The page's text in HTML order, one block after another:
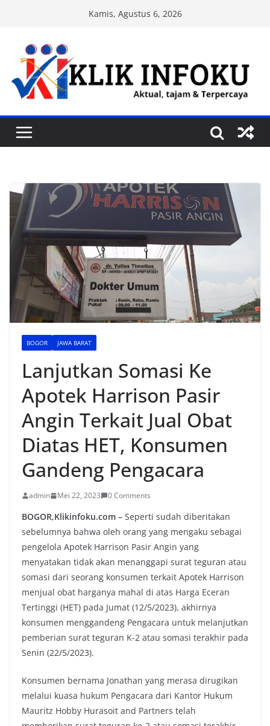
content
Kamis, Agustus 6, 2026
BOGOR JAWA BARAT
Lanjutkan Somasi Ke
Apotek Harrison Pasir
Angin Terkait Jual Obat
Diatas HET, Konsumen
Gandeng Pengacara
admin Mei 22, 2023 0 Comments
BOGOR,Klikinfoku.com – Seperti sudah diberitakan
sebelumnya bahwa oleh orang yang mengaku sebagai
pengelola Apotek Harrison Pasir Angin yang
menyatakan tidak akan menanggapi surat teguran atau
somasi dari seorang konsumen terkait Apotek Harrison
menjual obat harganya mahal di atas Harga Eceran
Tertinggi (HET) pada Jumat (12/5/2023), akhirnya
konsumen menggandeng Pengacara untuk melanjutkan
pemberian surat teguran K-2 atau somasi terakhir pada
Senin (22/5/2023).
Konsumen bernama Jonathan yang merasa dirugikan
melalui kuasa hukum Pengacara dari Kantor Hukum
Mauritz Hobby Hurasoit and Partners telah